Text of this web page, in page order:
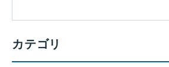
カテゴリ